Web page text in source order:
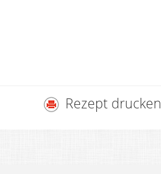
Rezept drucken